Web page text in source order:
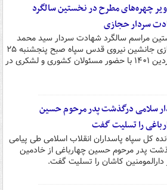
چهره‌های مطرح در نخستین سالگرد
سردار حجازی
مراسم سالگرد شهادت سردار سید محمد
حجازی جانشین نیروی قدس سپاه صبح پنجشنبه ۲۵
فروردین ۱۴۰۱ با حضور مسئولان کشوری و لشکری در
سلامی درگذشت پدر مرحوم حسین
را تسلیت گفت
کل سپاه پاسداران انقلاب اسلامی طی پیامی
پدر مرحوم حسین چهارباغی از خادمین
دارالمومنین کاشان را تسلیت گفت.